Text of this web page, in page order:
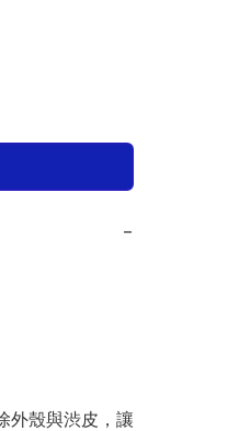
−
外殼與渋皮，讓